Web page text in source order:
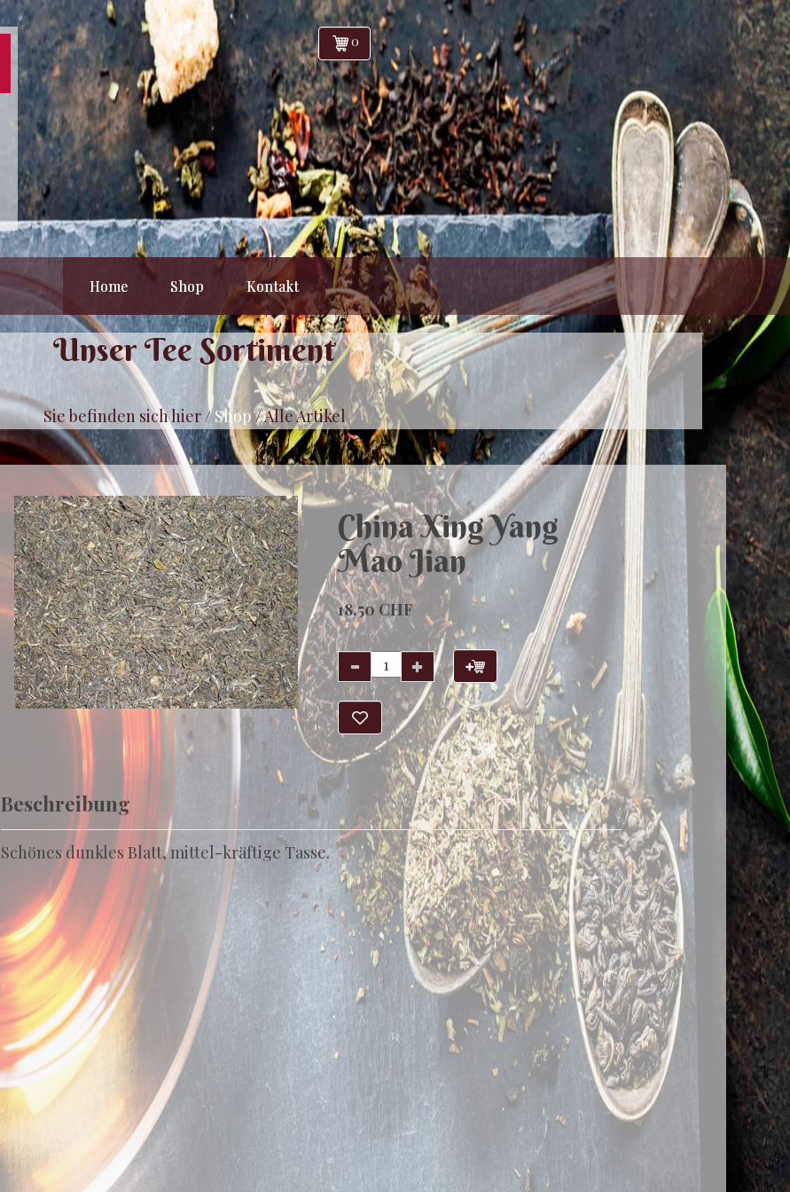
0
Home Shop Kontakt
Unser Tee Sortiment
Sie befinden sich hier /Shop/Alle Artikel
China Xing Yang
Mao Jian
18.50 CHF
Beschreibung
Schönes dunkles Blatt, mittel-kräftige Tasse.